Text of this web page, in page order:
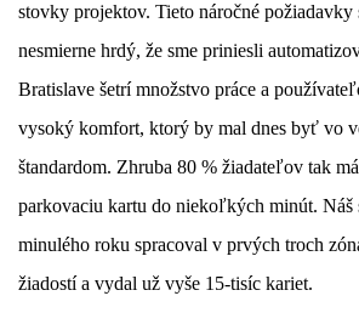
stovky projektov. Tieto náročné požiadavky
nesmierne hrdý, že sme priniesli
Bratislave šetrí množstvo práce a
vysoký komfort, ktorý by mal dnes byť vo
štandardom. Zhruba 80 % žiadateľov tak
parkovaciu kartu do niekoľkých minút. Náš
minulého roku spracoval v prvých troch
žiadostí a vydal už vyše 15-tisíc kariet.